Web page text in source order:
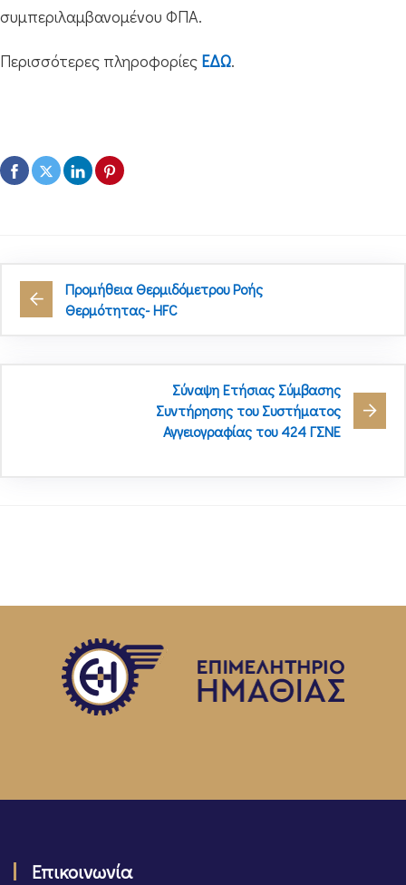
συμπεριλαμβανομένου ΦΠΑ.
Περισσότερες πληροφορίες ΕΔΩ.
Προμήθεια Θερμιδόμετρου Ροής
Θερμότητας- HFC
Σύναψη Ετήσιας Σύμβασης
Συντήρησης του Συστήματος
Αγγειογραφίας του 424 ΓΣΝΕ
Επικοινωνία